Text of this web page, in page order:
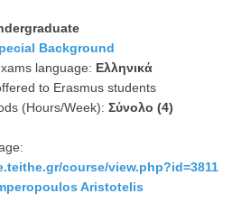
Background
language: Ελληνικά
to Erasmus students
(Hours/Week): Σύνολο (4)
course/view.php?id=3811
Aristotelis